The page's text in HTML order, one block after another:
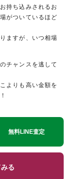
持ち込みされるお
がついているほど
ますが、いつ相場
チャンスを逃して
よりも高い金額を
無料LINE査定
る